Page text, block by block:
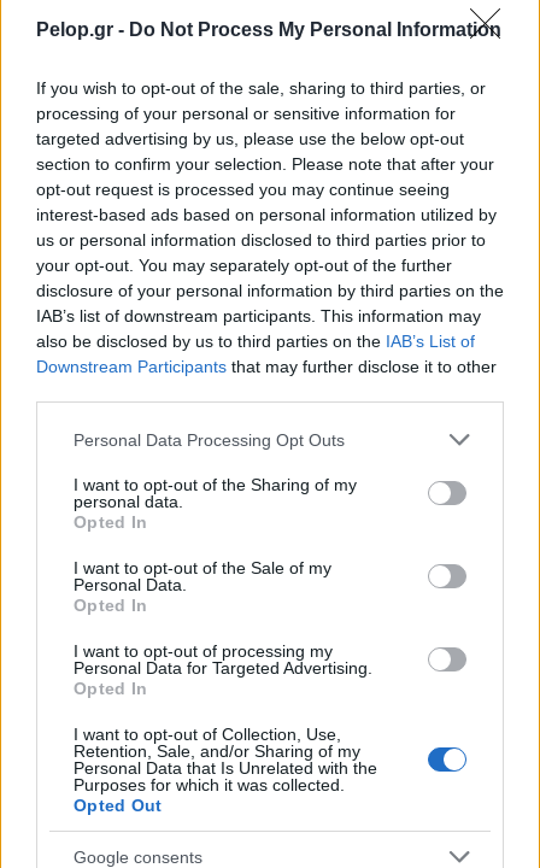
Pelop.gr - Do Not Process My Personal Information
If you wish to opt-out of the sale, sharing to third parties, or
processing of your personal or sensitive information for
targeted advertising by us, please use the below opt-out
section to confirm your selection. Please note that after your
opt-out request is processed you may continue seeing
interest-based ads based on personal information utilized by
us or personal information disclosed to third parties prior to
your opt-out. You may separately opt-out of the further
disclosure of your personal information by third parties on the
IAB’s list of downstream participants. This information may
also be disclosed by us to third parties on the IAB’s List of
Downstream Participants that may further disclose it to other
Please note that this website/app uses one or more Google
not limited to your visit or usage behaviour. You may click to
grant or deny consent to Google and its third-party tags to
use your data for below specified purposes in below Google
consent section.
Personal Data Processing Opt Outs
I want to opt-out of the Sharing of my
personal data.
Opted In
I want to opt-out of the Sale of my
Personal Data.
Opted In
I want to opt-out of processing my
Personal Data for Targeted Advertising.
Opted In
I want to opt-out of Collection, Use,
Retention, Sale, and/or Sharing of my
Personal Data that Is Unrelated with the
Purposes for which it was collected.
Opted Out
Google consents
Τουρισμός για Ολους 2026: Τα SOS για να κερδίσετε το
voucher διακοπών
Το Minecraft έρχεται στο Nintendo Switch 2 όπως δεν το
έχετε ξαναδεί